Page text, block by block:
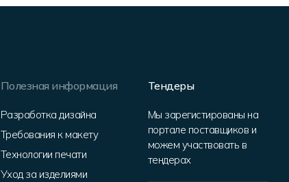
Полезная информация
Разработка дизайна
Требования к макету
Технологии печати
Уход за изделиями
Тендеры
Мы зарегистированы на
портале поставщиков и
можем участвовать в
тендерах